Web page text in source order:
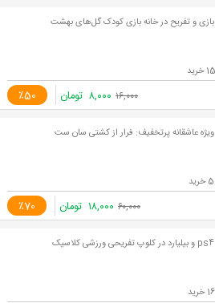
بازی و تفریح در خانه بازی کودک گل‌های بهشت
٪50 ۱۶,۰۰۰ ۸,۰۰۰ تومان
ویژه عاشقانه پرتخفیف: فرار از کشتی سان ست
٪70 ۶۰,۰۰۰ ۱۸,۰۰۰ تومان
ps4 و بیلیارد در کلوپ تفریحی ورزشی کلاسیک